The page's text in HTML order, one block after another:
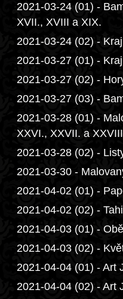
2021-03-24 (01) -
XVII., XVIII a XIX.
2021-03-24 (02) -
2021-03-27 (01) -
2021-03-27 (02) -
2021-03-27 (03) -
2021-03-28 (01) -
XXVI., XXVII. a
2021-03-28 (02) -
2021-03-30 -
2021-04-02 (01) -
2021-04-02 (02) -
2021-04-03 (01) -
2021-04-03 (02) -
2021-04-04 (01) - Art
2021-04-04 (02) - Art